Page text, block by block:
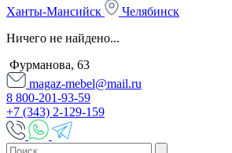
Ханты-Мансийск
Челябинск
Ничего не найдено...
Фурманова, 63
magaz-mebel@mail.ru
8 800-201-93-59
+7 (343) 2-129-159